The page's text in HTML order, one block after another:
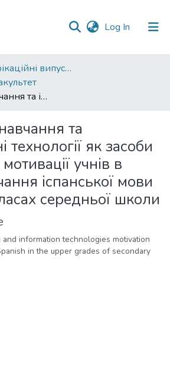
Log In (current)
01. Кваліфікаційні випускні роботи здобувачів вищої освіти
Проблемне навчання та інформаційні технології як засоби підвищення мотивації учнів в процесі навчання іспанської мови в старших класах середньої школи
та
технології як засоби
учнів в
іспанської мови
середньої школи
information technologies motivation
in the upper grades of secondary